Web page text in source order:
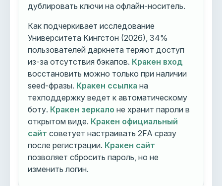
дублировать ключи на офлайн-носитель.
Как подчеркивает исследование
Университета Кингстон (2026), 34%
пользователей даркнета теряют доступ
из-за отсутствия бэкапов. Кракен вход
восстановить можно только при наличии
seed-фразы. Кракен ссылка на
техподдержку ведет к автоматическому
боту. Кракен зеркало не хранит пароли в
открытом виде. Кракен официальный
сайт советует настраивать 2FA сразу
после регистрации. Кракен сайт
позволяет сбросить пароль, но не
изменить логин.